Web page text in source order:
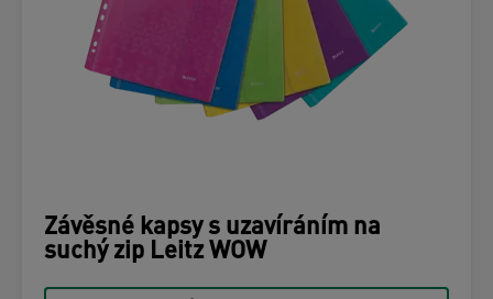
Závěsné kapsy s uzavíráním na
suchý zip Leitz WOW